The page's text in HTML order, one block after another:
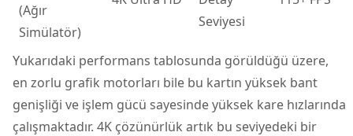
(Ağır
Simülatör)
Seviyesi
Yukarıdaki performans tablosunda görüldüğü üzere,
en zorlu grafik motorları bile bu kartın yüksek bant
genişliği ve işlem gücü sayesinde yüksek kare hızlarında
çalışmaktadır. 4K çözünürlük artık bu seviyedeki bir